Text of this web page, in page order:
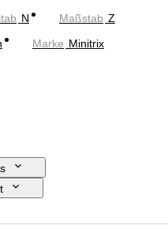
N Maßstab Z
Marke Minitrix